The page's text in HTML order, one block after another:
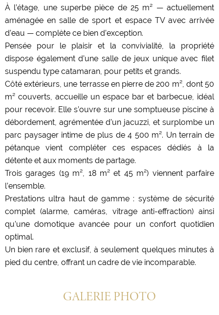
À l’étage, une superbe pièce de 25 m² — actuellement
aménagée en salle de sport et espace TV avec arrivée
d’eau — complète ce bien d’exception.
Pensée pour le plaisir et la convivialité, la propriété
dispose également d’une salle de jeux unique avec filet
suspendu type catamaran, pour petits et grands.
Côté extérieurs, une terrasse en pierre de 200 m², dont 50
m² couverts, accueille un espace bar et barbecue, idéal
pour recevoir. Elle s’ouvre sur une somptueuse piscine à
débordement, agrémentée d’un jacuzzi, et surplombe un
parc paysager intime de plus de 4 500 m². Un terrain de
pétanque vient compléter ces espaces dédiés à la
détente et aux moments de partage.
Trois garages (19 m², 18 m² et 45 m²) viennent parfaire
l’ensemble.
Prestations ultra haut de gamme : système de sécurité
complet (alarme, caméras, vitrage anti-effraction) ainsi
qu’une domotique avancée pour un confort quotidien
optimal.
Un bien rare et exclusif, à seulement quelques minutes à
pied du centre, offrant un cadre de vie incomparable.
GALERIE PHOTO